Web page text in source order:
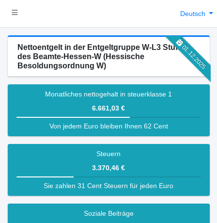
Deutsch
01.12.2025
Nettoentgelt in der Entgeltgruppe W-L3 Stufe 1
des Beamte-Hessen-W (Hessische
Besoldungsordnung W)
Monatliches nettogehalt in steuerklasse 1
6.661,03 €
Von jedem Euro bleiben Ihnen 62 Cent
Steuern
3.370,46 €
Sie zahlen 31 Cent Steuern für jeden Euro
Soziale Beiträge